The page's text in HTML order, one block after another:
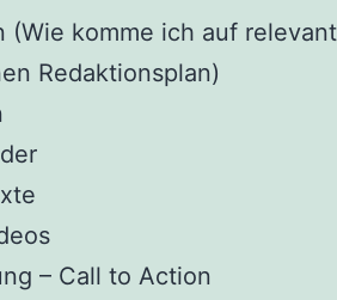
(Wie komme ich auf
Redaktionsplan)
– Call to Action